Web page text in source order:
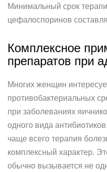
Минимальный срок
цефалоспоринов
Комплексное
препаратов при
Многих женщин
противобактериальных
при заболеваниях
одного вида
чаще всего терапия
комплексный характер.
обычно вызывается не